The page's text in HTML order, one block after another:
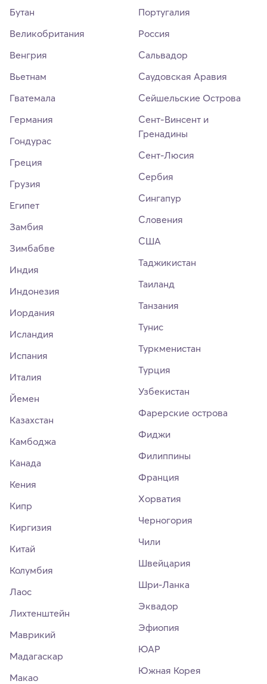
Бутан
Великобритания
Венгрия
Вьетнам
Гватемала
Германия
Гондурас
Греция
Грузия
Египет
Замбия
Зимбабве
Индия
Индонезия
Иордания
Исландия
Испания
Италия
Йемен
Казахстан
Камбоджа
Канада
Кения
Кипр
Киргизия
Китай
Колумбия
Лаос
Лихтенштейн
Маврикий
Мадагаскар
Макао
Португалия
Россия
Сальвадор
Саудовская Аравия
Сейшельские Острова
Сент-Винсент и
Гренадины
Сент-Люсия
Сербия
Сингапур
Словения
США
Таджикистан
Таиланд
Танзания
Тунис
Туркменистан
Турция
Узбекистан
Фарерские острова
Фиджи
Филиппины
Франция
Хорватия
Черногория
Чили
Швейцария
Шри-Ланка
Эквадор
Эфиопия
ЮАР
Южная Корея